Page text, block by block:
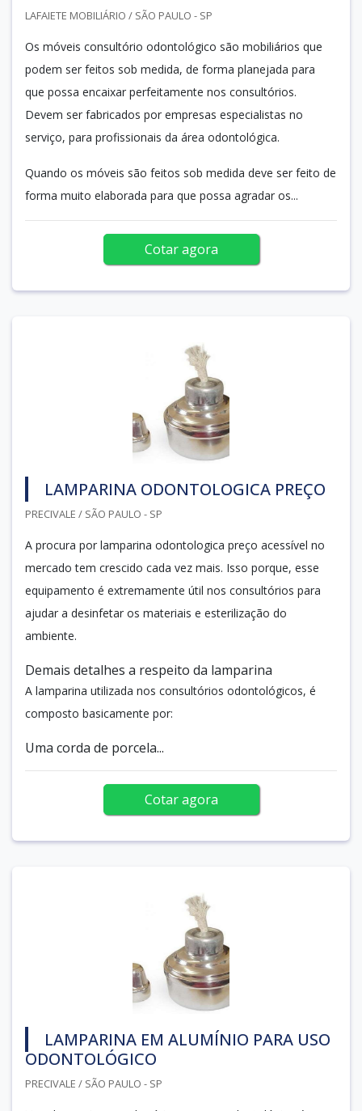
LAFAIETE MOBILIÁRIO / SÃO PAULO - SP
Os móveis consultório odontológico são mobiliários que
podem ser feitos sob medida, de forma planejada para
que possa encaixar perfeitamente nos consultórios.
Devem ser fabricados por empresas especialistas no
serviço, para profissionais da área odontológica.
Quando os móveis são feitos sob medida deve ser feito de
forma muito elaborada para que possa agradar os...
Cotar agora
LAMPARINA ODONTOLOGICA PREÇO
PRECIVALE / SÃO PAULO - SP
A procura por lamparina odontologica preço acessível no
mercado tem crescido cada vez mais. Isso porque, esse
equipamento é extremamente útil nos consultórios para
ajudar a desinfetar os materiais e esterilização do
ambiente.
Demais detalhes a respeito da lamparina
A lamparina utilizada nos consultórios odontológicos, é
composto basicamente por:
Uma corda de porcela...
Cotar agora
LAMPARINA EM ALUMÍNIO PARA USO
ODONTOLÓGICO
PRECIVALE / SÃO PAULO - SP